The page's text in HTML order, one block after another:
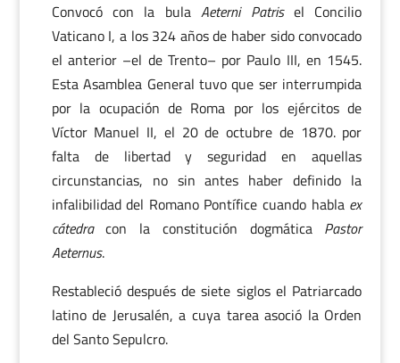
Convocó con la bulaAeterni Patrisel Concilio
Vaticano I, a los 324 años de haber sido convocado
el anterior –el de Trento– por Paulo III, en 1545.
Esta Asamblea General tuvo que ser interrumpida
por la ocupación de Roma por los ejércitos de
Víctor Manuel II, el 20 de octubre de 1870. por
falta de libertad y seguridad en aquellas
circunstancias, no sin antes haber definido la
infalibilidad del Romano Pontífice cuando habla ex
cátedracon la constitución dogmática Pastor
Aeternus.
Restableció después de siete siglos el Patriarcado
latino de Jerusalén, a cuya tarea asoció la Orden
del Santo Sepulcro.